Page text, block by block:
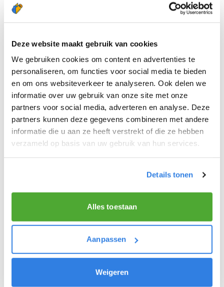
Deze website maakt gebruik van cookies
We gebruiken cookies om content en advertenties te
personaliseren, om functies voor social media te bieden
en om ons websiteverkeer te analyseren. Ook delen we
informatie over uw gebruik van onze site met onze
partners voor social media, adverteren en analyse. Deze
partners kunnen deze gegevens combineren met andere
informatie die u aan ze heeft verstrekt of die ze hebben
verzameld op basis van uw gebruik van hun services.
Details tonen
Alles toestaan
Aanpassen
Weigeren
Great to see you're interested in a newspaper
like to refer you to thekrantenbezorgen.nl
website. There, you can easily sign up to deliver
newspapers in Gemert.
We hope you can get started soon and wish you
the best of luck! 🚴‍♂️💨